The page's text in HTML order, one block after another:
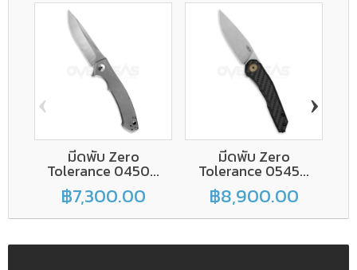
มีดพับ Zero
Tolerance 0450...
฿7,300.00
มีดพับ Zero
Tolerance 0545...
฿8,900.00
‹ ›